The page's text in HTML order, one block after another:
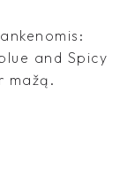
and Spicy
mažą.